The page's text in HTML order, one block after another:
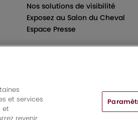
Nos solutions de visibilité
Exposez au Salon du Cheval
Espace Presse
- CS 20088 - 33070 Bordeaux
général des manifestations|
et services
et